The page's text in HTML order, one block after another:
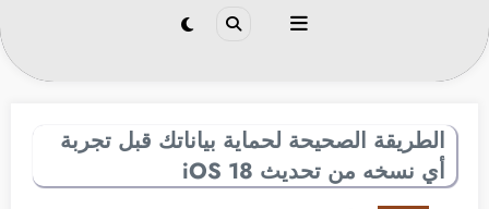
الطريقة الصحيحة لحماية بياناتك قبل تجربة
أي نسخه من تحديث iOS 18